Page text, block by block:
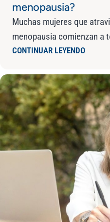
menopausia?
Muchas mujeres que
menopausia comienzan a
CONTINUAR LEYENDO